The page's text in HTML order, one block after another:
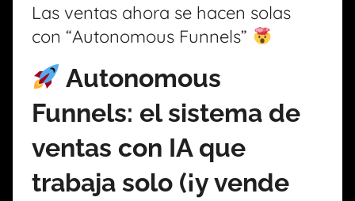
Las ventas ahora se hacen solas
con “Autonomous Funnels”
Autonomous
Funnels: el sistema de
ventas con IA que
trabaja solo (¡y vende